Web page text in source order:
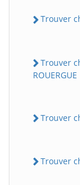
Trouver
Trouver
ROUERGUE
Trouver
Trouver